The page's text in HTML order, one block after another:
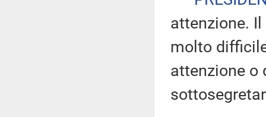
attenzione.
molto
attenzione o